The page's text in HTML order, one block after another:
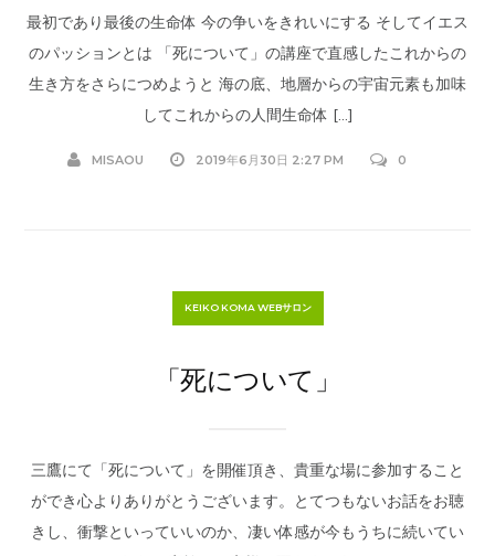
最初であり最後の生命体 今の争いをきれいにする そしてイエス
のパッションとは 「死について」の講座で直感したこれからの
生き方をさらにつめようと 海の底、地層からの宇宙元素も加味
してこれからの人間生命体 […]
MISAOU 2019年6月30日 2:27 PM 0
KEIKO KOMA WEBサロン
「死について」
三鷹にて「死について」を開催頂き、貴重な場に参加すること
ができ心よりありがとうございます。とてつもないお話をお聴
きし、衝撃といっていいのか、凄い体感が今もうちに続いてい